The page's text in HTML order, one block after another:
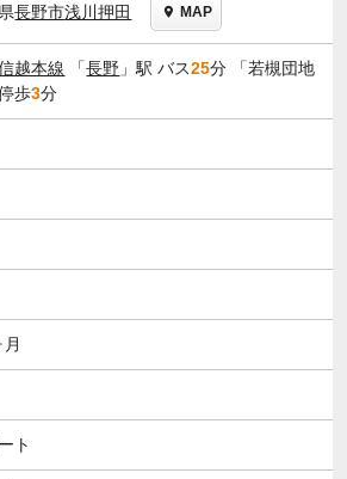
長野市浅川押田 MAP
越本線 「長野 」駅 バス25分 「若槻団地
歩3分
ト